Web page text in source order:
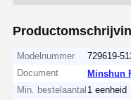
Modelnummer
729619-
Document
Minshun
Min. bestelaantal 1 eenheid